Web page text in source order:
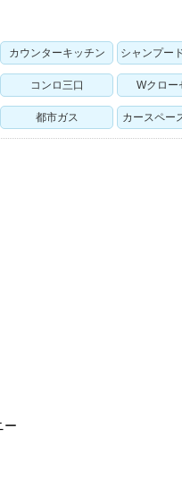
カウンターキッチン シャンプー
コンロ三口 Wクロー
都市ガス カースペー
ー